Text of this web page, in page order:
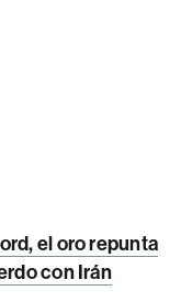
el oro repunta
con Irán